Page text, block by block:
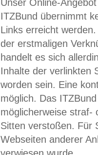
Unser Online-
ITZBund übernimmt
Links erreicht
der erstmaligen
handelt es sich
Inhalte der verlinkten
worden sein. Eine
möglich. Das
möglicherweise straf-
Sitten verstoßen. Für
Webseiten anderer